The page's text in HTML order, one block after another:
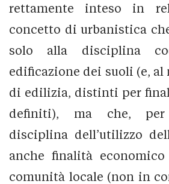
rettamente inteso in
concetto di urbanistica
solo alla disciplina
edificazione dei suoli (e,
di edilizia, distinti per
definiti), ma che, per
disciplina dell’utilizzo
anche finalità
comunità locale (non in